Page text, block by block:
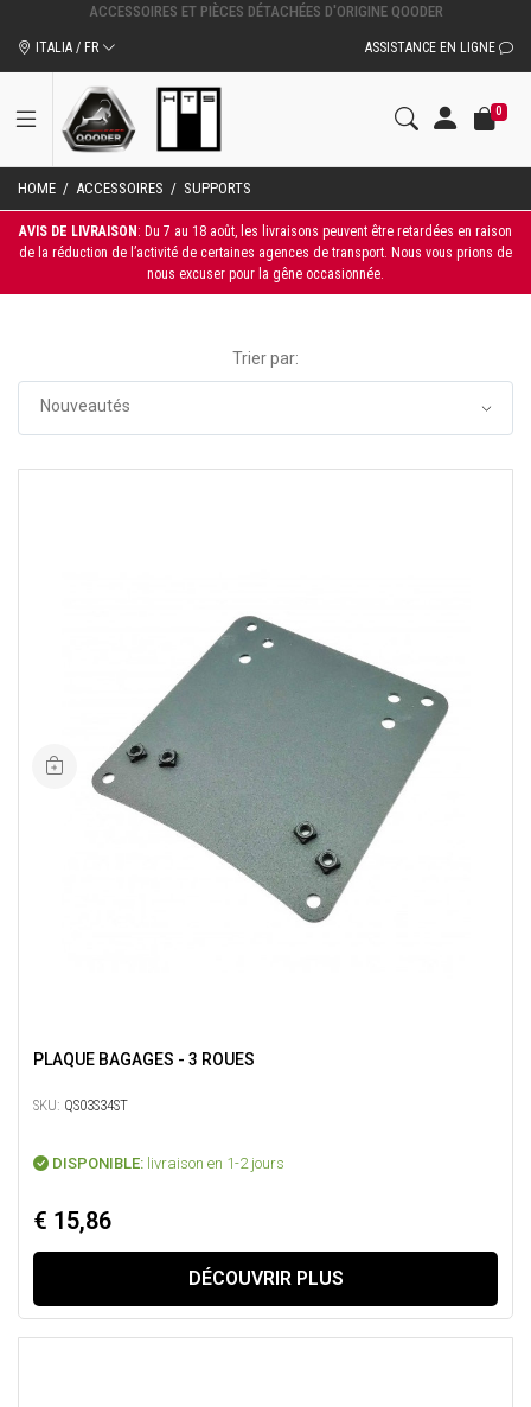
ACCESSOIRES ET PIÈCES DÉTACHÉES D'ORIGINE QOODER
ITALIA / FR ASSISTANCE EN LIGNE
0
HOME / ACCESSOIRES / SUPPORTS
AVIS DE LIVRAISON : Du 7 au 18 août, les livraisons peuvent être retardées en raison
de la réduction de l’activité de certaines agences de transport. Nous vous prions de
nous excuser pour la gêne occasionnée.
Trier par:
PLAQUE BAGAGES - 3 ROUES
SKU: QS03S34ST
DISPONIBLE: livraison en 1-2 jours
€ 15,86
DÉCOUVRIR PLUS